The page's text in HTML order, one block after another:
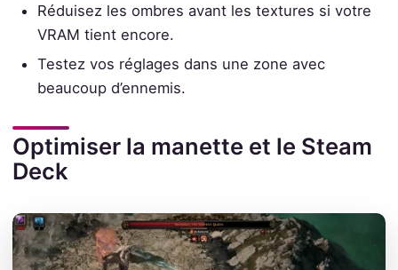
Réduisez les ombres avant les textures si votre
VRAM tient encore.
Testez vos réglages dans une zone avec
beaucoup d’ennemis.
Optimiser la manette et le Steam
Deck